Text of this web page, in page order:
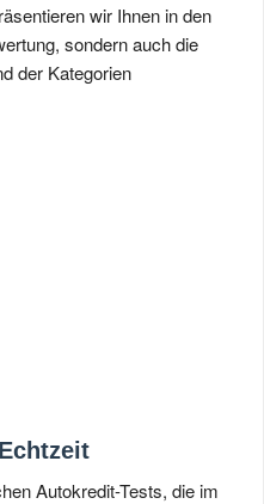
wir Ihnen in den
sondern auch die
der Kategorien
Autokredit-Tests, die im